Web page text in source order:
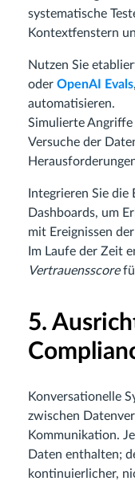
systematische
Kontextfenstern
Nutzen Sie
oder OpenAI Evals
automatisieren.
Simulierte
Versuche der
Integrieren Sie die
Dashboards, um
mit Ereignissen
Im Laufe der Zeit
Vertrauensscore
5.
Konversationelle
zwischen
Kommunikation.
Daten enthalten;
kontinuierlicher,